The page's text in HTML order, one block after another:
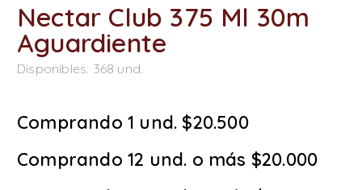
Nectar Club 375 Ml 30m
Aguardiente
Disponibles: 368 und.
Comprando 1 und. $20.500
Comprando 12 und. o más $20.000